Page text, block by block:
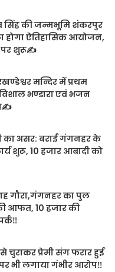
सिंह की जन्मभूमि शंकरपुर
होगा ऐतिहासिक आयोजन,
पर शुरू✍️
मन्दिर में प्रथम
भण्डारा एवं भजन
असर: बराई गंगनहर के
शुरू, 10 हजार आबादी को
गौरा,गंगनहर का पुल
आफत, 10 हजार की
चुराकर प्रेमी संग फरार हुई
भी लगाया गंभीर आरोप‼️